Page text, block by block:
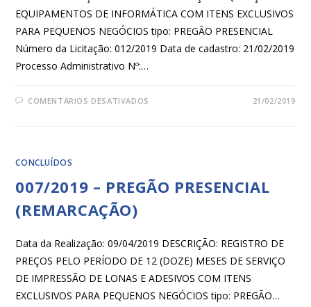
EQUIPAMENTOS DE INFORMÁTICA COM ITENS EXCLUSIVOS
PARA PEQUENOS NEGÓCIOS tipo: PREGÃO PRESENCIAL
Número da Licitação: 012/2019 Data de cadastro: 21/02/2019
Processo Administrativo Nº:…
COMENTÁRIOS DESATIVADOS 21/02/2019
CONCLUÍDOS
007/2019 – PREGÃO PRESENCIAL
(REMARCAÇÃO)
Data da Realização: 09/04/2019 DESCRIÇÃO: REGISTRO DE
PREÇOS PELO PERÍODO DE 12 (DOZE) MESES DE SERVIÇO
DE IMPRESSÃO DE LONAS E ADESIVOS COM ITENS
EXCLUSIVOS PARA PEQUENOS NEGÓCIOS tipo: PREGÃO…